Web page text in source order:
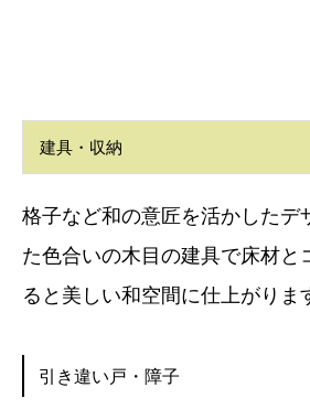
建具・収納
格子など和の意匠を活かしたデ
た色合いの木目の建具で床材と
ると美しい和空間に仕上がりま
引き違い戸・障子